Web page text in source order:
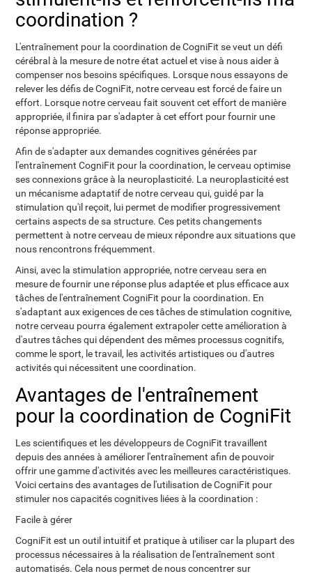
coordination ?
L'entraînement pour la coordination de CogniFit se veut un défi
cérébral à la mesure de notre état actuel et vise à nous aider à
compenser nos besoins spécifiques. Lorsque nous essayons de
relever les défis de CogniFit, notre cerveau est forcé de faire un
effort. Lorsque notre cerveau fait souvent cet effort de manière
appropriée, il finira par s'adapter à cet effort pour fournir une
réponse appropriée.
Afin de s'adapter aux demandes cognitives générées par
l'entraînement CogniFit pour la coordination, le cerveau optimise
ses connexions grâce à la neuroplasticité. La neuroplasticité est
un mécanisme adaptatif de notre cerveau qui, guidé par la
stimulation qu'il reçoit, lui permet de modifier progressivement
certains aspects de sa structure. Ces petits changements
permettent à notre cerveau de mieux répondre aux situations que
nous rencontrons fréquemment.
Ainsi, avec la stimulation appropriée, notre cerveau sera en
mesure de fournir une réponse plus adaptée et plus efficace aux
tâches de l'entraînement CogniFit pour la coordination. En
s'adaptant aux exigences de ces tâches de stimulation cognitive,
notre cerveau pourra également extrapoler cette amélioration à
d'autres tâches qui dépendent des mêmes processus cognitifs,
comme le sport, le travail, les activités artistiques ou d'autres
activités qui nécessitent une coordination.
Avantages de l'entraînement
pour la coordination de CogniFit
Les scientifiques et les développeurs de CogniFit travaillent
depuis des années à améliorer l'entraînement afin de pouvoir
offrir une gamme d'activités avec les meilleures caractéristiques.
Voici certains des avantages de l'utilisation de CogniFit pour
stimuler nos capacités cognitives liées à la coordination :
Facile à gérer
CogniFit est un outil intuitif et pratique à utiliser car la plupart des
processus nécessaires à la réalisation de l'entraînement sont
automatisés. Cela nous permet de nous concentrer sur